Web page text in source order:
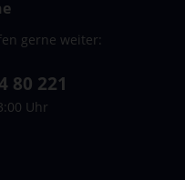
gerne weiter:
80 221
Uhr